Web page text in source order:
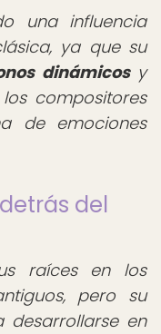
una influencia
ya que su
dinámicosy
compositores
de emociones
del
raíces en los
pero su
desarrollarse en